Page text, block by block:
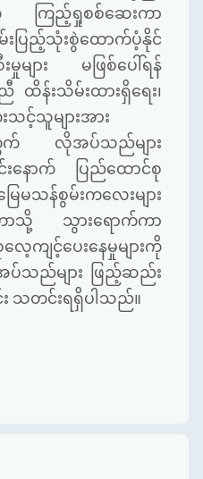
ကို ကြည့်ရှုစစ်ဆေးကာ
ပြည့်သုံးစွဲထောက်ပံ့နိုင်
များ မဖြစ်ပေါ်ရန်
ထိန်းသိမ်းထားရှိရေး၊
င့်သူများအား
က် လိုအပ်သည်များ
းနောက် ပြည်ထောင်စု
ေမသန်စွမ်းကလေးများ
င်တာသို့ သွားရောက်ကာ
ေ့ကျင့်ပေးနေမှုများကို
ပ်သည်များ ဖြည့်ဆည်း
း သတင်းရရှိပါသည်။